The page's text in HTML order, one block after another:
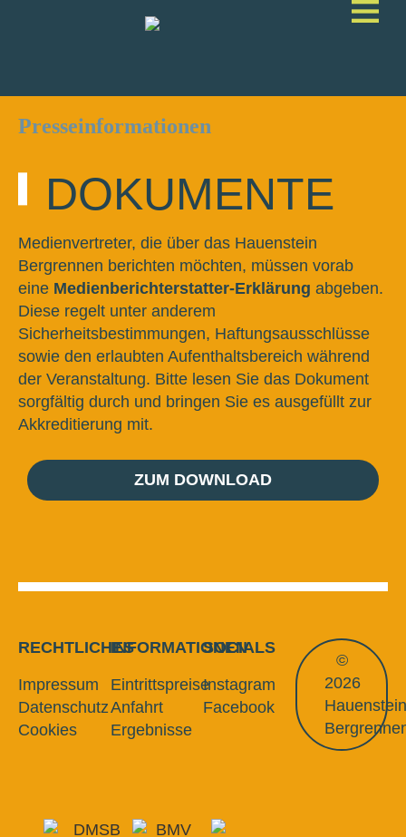
Presseinformationen
DOKUMENTE
Medienvertreter, die über das Hauenstein
Bergrennen berichten möchten, müssen vorab
eine Medienberichterstatter-Erklärung abgeben.
Diese regelt unter anderem
Sicherheitsbestimmungen, Haftungsausschlüsse
sowie den erlaubten Aufenthaltsbereich während
der Veranstaltung. Bitte lesen Sie das Dokument
sorgfältig durch und bringen Sie es ausgefüllt zur
Akkreditierung mit.
ZUM DOWNLOAD
RECHTLICHES
Impressum
Datenschutz
Cookies
INFORMATIONEN
Eintrittspreise
Anfahrt
Ergebnisse
SOCIALS
Instagram
Facebook
©
2026
Hauenstein